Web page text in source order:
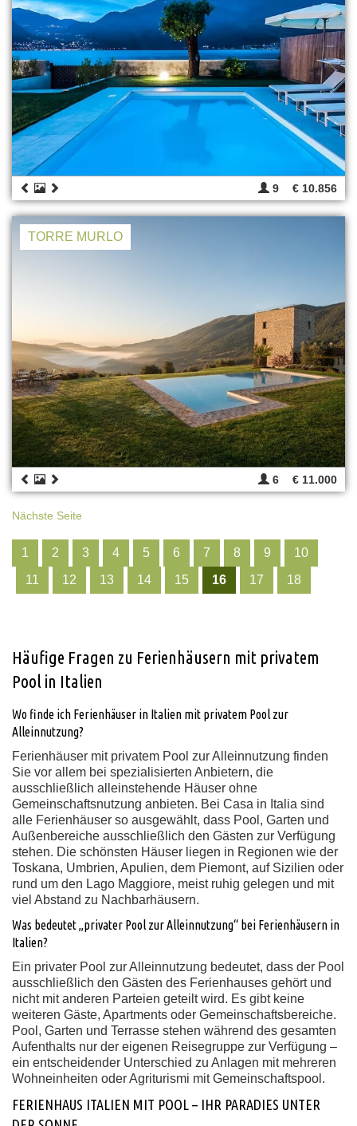
9 € 10.856
TORRE MURLO
6 € 11.000
Nächste Seite
1 2 3 4 5 6 7 8 9
10
11
12 13 14 15 16 17 18
Häufige Fragen zu Ferienhäusern mit privatem
Pool in Italien
Wo finde ich Ferienhäuser in Italien mit privatem Pool zur
Alleinnutzung?
Ferienhäuser mit privatem Pool zur Alleinnutzung finden
Sie vor allem bei spezialisierten Anbietern, die
ausschließlich alleinstehende Häuser ohne
Gemeinschaftsnutzung anbieten. Bei Casa in Italia sind
alle Ferienhäuser so ausgewählt, dass Pool, Garten und
Außenbereiche ausschließlich den Gästen zur Verfügung
stehen. Die schönsten Häuser liegen in Regionen wie der
Toskana, Umbrien, Apulien, dem Piemont, auf Sizilien oder
rund um den Lago Maggiore, meist ruhig gelegen und mit
viel Abstand zu Nachbarhäusern.
Was bedeutet „privater Pool zur Alleinnutzung“ bei Ferienhäusern in
Italien?
Ein privater Pool zur Alleinnutzung bedeutet, dass der Pool
ausschließlich den Gästen des Ferienhauses gehört und
nicht mit anderen Parteien geteilt wird. Es gibt keine
weiteren Gäste, Apartments oder Gemeinschaftsbereiche.
Pool, Garten und Terrasse stehen während des gesamten
Aufenthalts nur der eigenen Reisegruppe zur Verfügung –
ein entscheidender Unterschied zu Anlagen mit mehreren
Wohneinheiten oder Agriturismi mit Gemeinschaftspool.
FERIENHAUS ITALIEN MIT POOL – IHR PARADIES UNTER